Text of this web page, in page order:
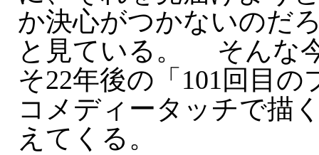
か決心がつかないのだ
と見ている。 そんな
そ22年後の「101回目
コメディータッチで描
えてくる。